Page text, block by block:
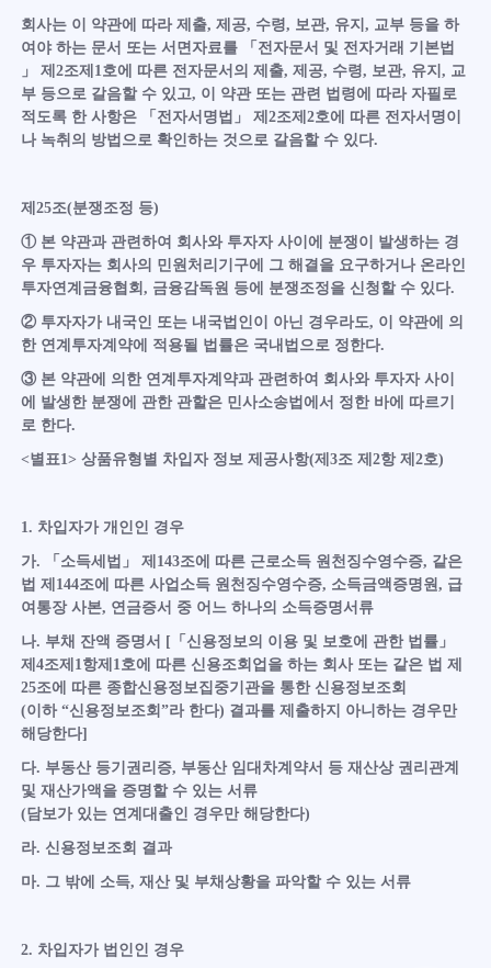
회사는 이 약관에 따라 제출, 제공, 수령, 보관, 유지, 교부 등을 하
여야 하는 문서 또는 서면자료를 「전자문서 및 전자거래 기본법
」 제2조제1호에 따른 전자문서의 제출, 제공, 수령, 보관, 유지, 교
부 등으로 갈음할 수 있고, 이 약관 또는 관련 법령에 따라 자필로
적도록 한 사항은 「전자서명법」 제2조제2호에 따른 전자서명이
나 녹취의 방법으로 확인하는 것으로 갈음할 수 있다.
제25조(분쟁조정 등)
① 본 약관과 관련하여 회사와 투자자 사이에 분쟁이 발생하는 경
우 투자자는 회사의 민원처리기구에 그 해결을 요구하거나 온라인
투자연계금융협회, 금융감독원 등에 분쟁조정을 신청할 수 있다.
② 투자자가 내국인 또는 내국법인이 아닌 경우라도, 이 약관에 의
한 연계투자계약에 적용될 법률은 국내법으로 정한다.
③ 본 약관에 의한 연계투자계약과 관련하여 회사와 투자자 사이
에 발생한 분쟁에 관한 관할은 민사소송법에서 정한 바에 따르기
로 한다.
<별표1> 상품유형별 차입자 정보 제공사항(제3조 제2항 제2호)
1. 차입자가 개인인 경우
가. 「소득세법」 제143조에 따른 근로소득 원천징수영수증, 같은
법 제144조에 따른 사업소득 원천징수영수증, 소득금액증명원, 급
여통장 사본, 연금증서 중 어느 하나의 소득증명서류
나. 부채 잔액 증명서 [「신용정보의 이용 및 보호에 관한 법률」
제4조제1항제1호에 따른 신용조회업을 하는 회사 또는 같은 법 제
25조에 따른 종합신용정보집중기관을 통한 신용정보조회
(이하 “신용정보조회”라 한다) 결과를 제출하지 아니하는 경우만
해당한다]
다. 부동산 등기권리증, 부동산 임대차계약서 등 재산상 권리관계
및 재산가액을 증명할 수 있는 서류
(담보가 있는 연계대출인 경우만 해당한다)
라. 신용정보조회 결과
마. 그 밖에 소득, 재산 및 부채상황을 파악할 수 있는 서류
2. 차입자가 법인인 경우